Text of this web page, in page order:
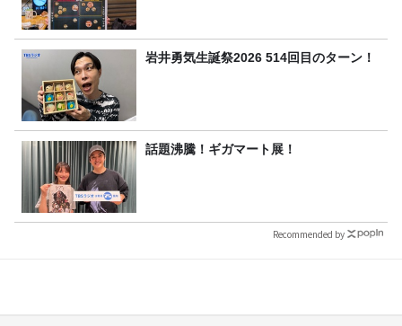
岩井勇気生誕祭2026 514回目のターン！
話題沸騰！ギガマート展！
Recommended by